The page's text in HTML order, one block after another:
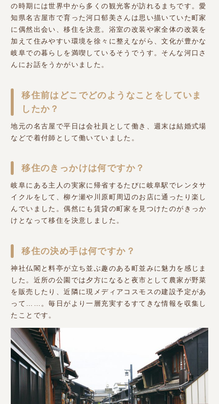
の時期には世界中から多くの観光客が訪れるまちです。愛
知県名古屋市で育った河口郁美さんは思い描いていた町家
に偶然出会い、移住を決意。浴室の改装や家全体の改装を
加えて住みやすい環境を徐々に整えながら、文化が豊かな
岐阜での暮らしを満喫しているそうでうす。そんな河口さ
んにお話をうかがいました。
移住前はどこでどのようなことをしていま
したか？
地元の名古屋で平日は会社員として働き、週末は結婚式場
などで着付師として働いていました。
移住のきっかけは何ですか？
岐阜にある主人の実家に帰省するたびに岐阜駅でレンタサ
イクルをして、柳ケ瀬や川原町周辺のお店に通ったり楽し
んでいました。偶然にも賃貸の町家を見つけたのがきっか
けとなって移住を決意しました。
移住の決め手は何ですか？
神社仏閣と料亭が立ち並ぶ趣のある町並みに魅力を感じま
した。近所の公園では夕方になると夜市として農家が野菜
を販売したり、近隣に現メディアコスモスの建設予定があ
って……。毎日がより一層充実するすてきな情報を収集し
たことです。